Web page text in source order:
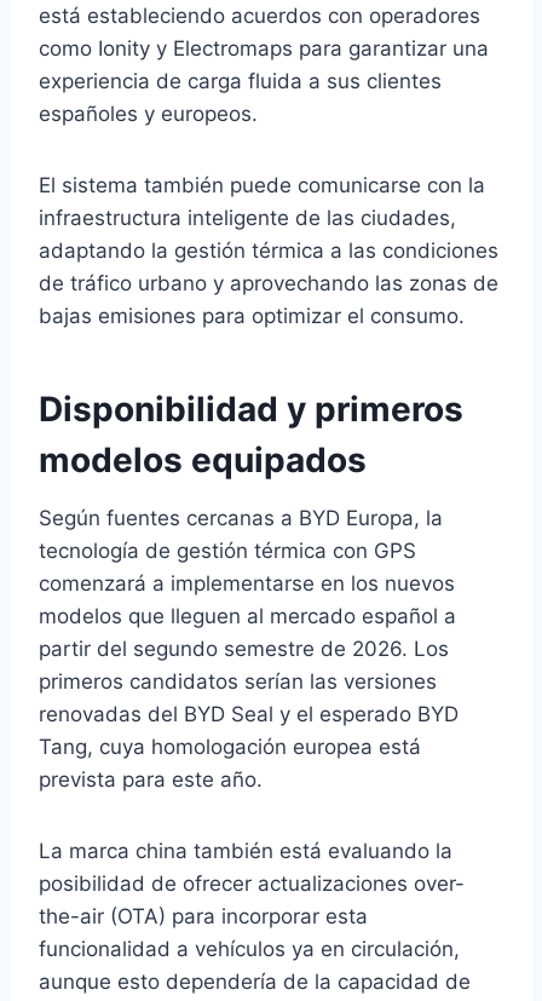
está estableciendo acuerdos con operadores
como Ionity y Electromaps para garantizar una
experiencia de carga fluida a sus clientes
españoles y europeos.
El sistema también puede comunicarse con la
infraestructura inteligente de las ciudades,
adaptando la gestión térmica a las condiciones
de tráfico urbano y aprovechando las zonas de
bajas emisiones para optimizar el consumo.
Disponibilidad y primeros
modelos equipados
Según fuentes cercanas a BYD Europa, la
tecnología de gestión térmica con GPS
comenzará a implementarse en los nuevos
modelos que lleguen al mercado español a
partir del segundo semestre de 2026. Los
primeros candidatos serían las versiones
renovadas del BYD Seal y el esperado BYD
Tang, cuya homologación europea está
prevista para este año.
La marca china también está evaluando la
posibilidad de ofrecer actualizaciones over-
the-air (OTA) para incorporar esta
funcionalidad a vehículos ya en circulación,
aunque esto dependería de la capacidad de